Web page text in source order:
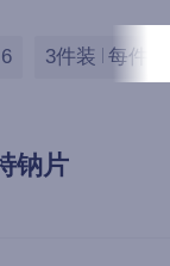
3件装 每件
钠片